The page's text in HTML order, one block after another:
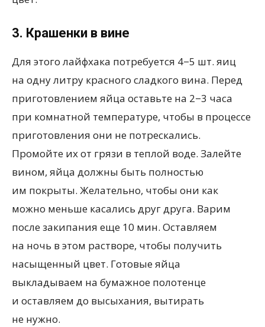
3. Крашенки в вине
Для этого лайфхака потребуется 4−5 шт. яиц
на одну литру красного сладкого вина. Перед
приготовлением яйца оставьте на 2−3 часа
при комнатной температуре, чтобы в процессе
приготовления они не потрескались.
Промойте их от грязи в теплой воде. Залейте
вином, яйца должны быть полностью
им покрыты. Желательно, чтобы они как
можно меньше касались друг друга. Варим
после закипания еще 10 мин. Оставляем
на ночь в этом растворе, чтобы получить
насыщенный цвет. Готовые яйца
выкладываем на бумажное полотенце
и оставляем до высыхания, вытирать
не нужно.